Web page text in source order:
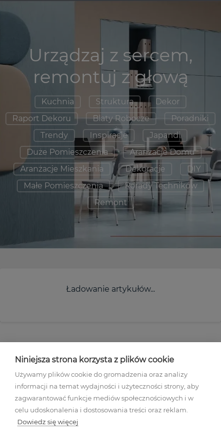
Urządzaj z sercem,
remontuj z głową
Kuchnia Struktura
Dekor
Raport Dekoru
Blaty Robocze
Poradniki
Trendy
Inspiracje
Japandi
Duże Pomieszczenia
Aranżacje Domu
Aranżacje Mieszkania
Dekoracje
DIY
Małe Pomieszczenia
Porady Techników
Remont
Ładowanie artykułów...
Regulamin akcji promocyjnej
Polityka prywatności
Regulamin
Mapa stron
Niniejsza strona korzysta z plików cookie
Używamy plików cookie do gromadzenia oraz analizy
informacji na temat wydajności i użyteczności strony, aby
zagwarantować funkcje mediów społecznościowych i w
celu udoskonalenia i dostosowania treści oraz reklam.
Dowiedz się więcej